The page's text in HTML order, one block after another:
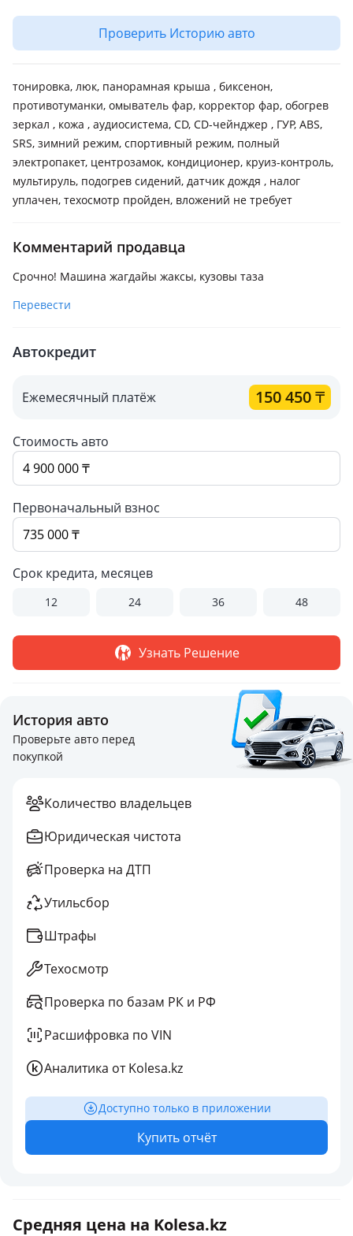
Проверить Историю авто
тонировка, люк, панорамная крыша , биксенон,
противотуманки, омыватель фар, корректор фар, обогрев
зеркал , кожа , аудиосистема, CD, CD-чейнджер , ГУР, ABS,
SRS, зимний режим, спортивный режим, полный
электропакет, центрозамок, кондиционер, круиз-контроль,
мультируль, подогрев сидений, датчик дождя , налог
уплачен, техосмотр пройден, вложений не требует
Комментарий продавца
Срочно! Машина жагдайы жаксы, кузовы таза
Перевести
Автокредит
Ежемесячный платёж 150 450₸
Стоимость авто
Первоначальный взнос
Срок кредита, месяцев
12 24 36 48
Узнать Решение
История авто
Проверьте авто перед
покупкой
Количество владельцев
Юридическая чистота
Проверка на ДТП
Утильсбор
Штрафы
Техосмотр
Проверка по базам РК и РФ
Расшифровка по VIN
Аналитика от Kolesa.kz
Доступно только в приложении
Купить отчёт
Средняя цена на Kolesa.kz